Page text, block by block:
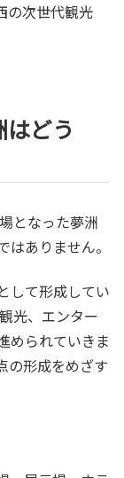
の次世代観光
どう
となった夢洲
ありません。
として形成してい
光、エンター
められていきま
の形成をめざす